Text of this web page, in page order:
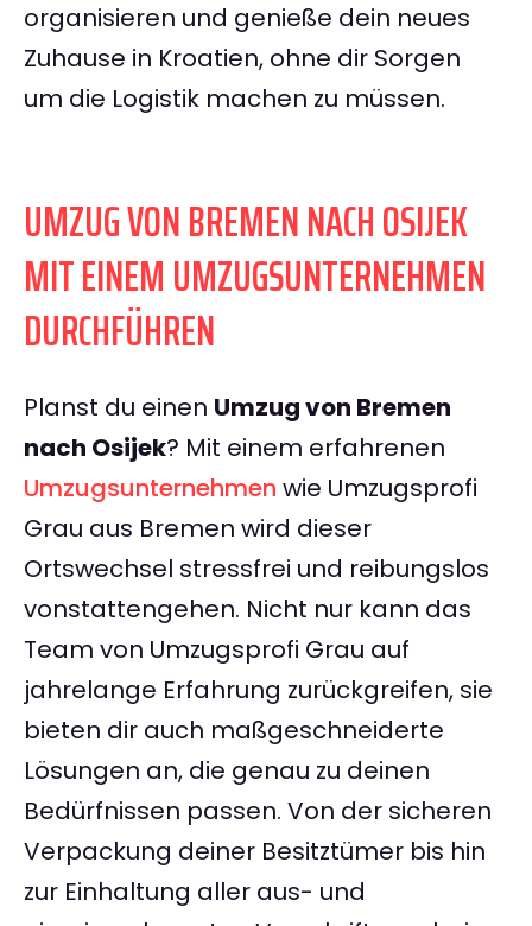
organisieren und genieße dein neues
Zuhause in Kroatien, ohne dir Sorgen
um die Logistik machen zu müssen.
UMZUG VON BREMEN NACH OSIJEK
MIT EINEM UMZUGSUNTERNEHMEN
DURCHFÜHREN
Planst du einen Umzug von Bremen
nach Osijek? Mit einem erfahrenen
Umzugsunternehmen wie Umzugsprofi
Grau aus Bremen wird dieser
Ortswechsel stressfrei und reibungslos
vonstattengehen. Nicht nur kann das
Team von Umzugsprofi Grau auf
jahrelange Erfahrung zurückgreifen, sie
bieten dir auch maßgeschneiderte
Lösungen an, die genau zu deinen
Bedürfnissen passen. Von der sicheren
Verpackung deiner Besitztümer bis hin
zur Einhaltung aller aus- und